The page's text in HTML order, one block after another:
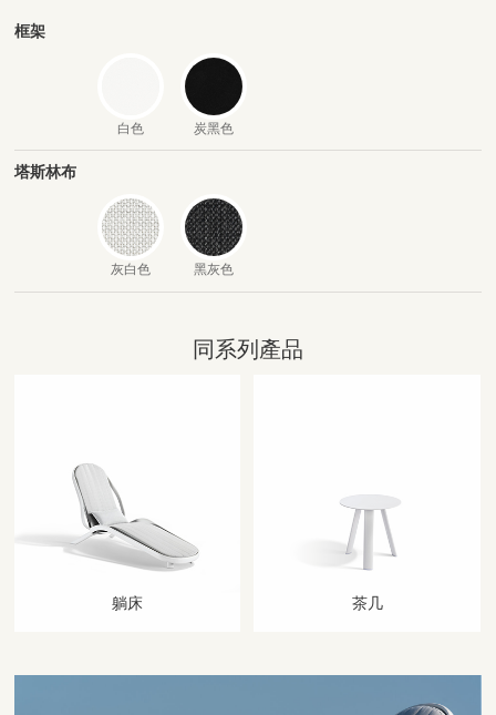
框架
白色 炭黑色
塔斯林布
灰白色 黑灰色
同系列產品
躺床 茶几